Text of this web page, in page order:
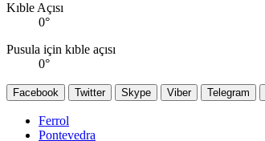
Kıble Açısı
0°
Pusula için kıble açısı
0°
Facebook Twitter Skype Viber Telegram
Ferrol
Pontevedra